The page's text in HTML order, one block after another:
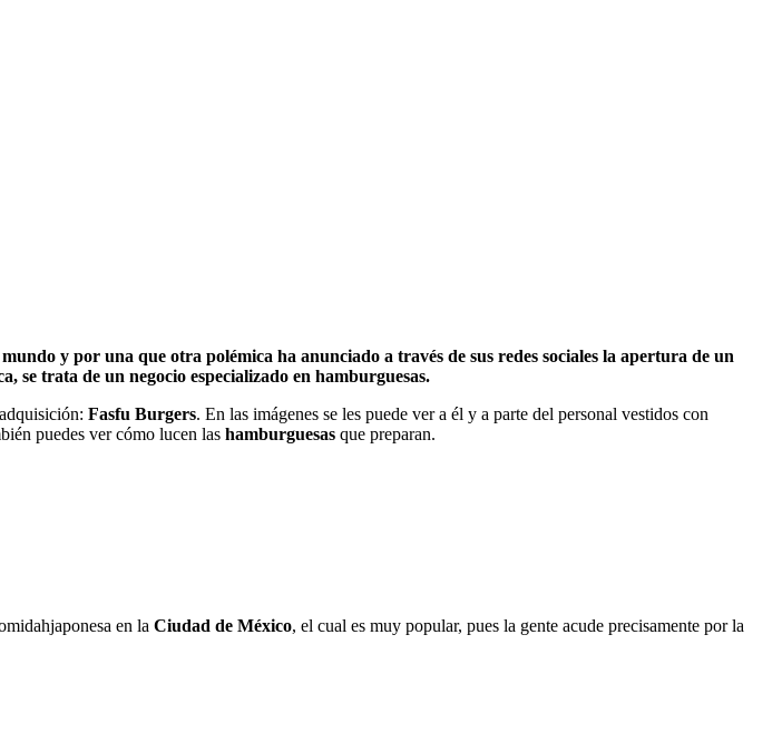
y por una que otra polémica ha anunciado a través de sus redes sociales la apertura de un
se trata de un negocio especializado en hamburguesas.
Fasfu Burgers. En las imágenes se les puede ver a él y a parte del personal vestidos con
puedes ver cómo lucen las hamburguesas que preparan.
en la Ciudad de México, el cual es muy popular, pues la gente acude precisamente por la